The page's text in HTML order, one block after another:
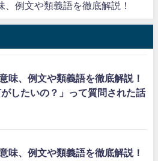
、例文や類義語を徹底解説！
味、例文や類義語を徹底解説！
がしたいの？」って質問された話
味、例文や類義語を徹底解説！